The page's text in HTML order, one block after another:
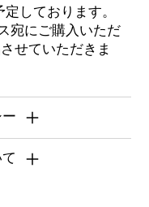
しております。
宛にご購入いただ
せていただきま